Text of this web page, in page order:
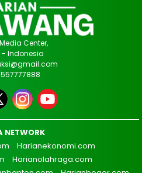
Center,
- Indonesia
NETWORK
Harianekonomi.com
Harianolahraga.com